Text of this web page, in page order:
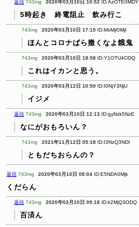
返信 743mg 2020年03月10日 10:52 ID:AzOTE0MDY
5時起き 終電阻止 飲み行こ
743mg 2020年03月10日 17:15 ID:MxMjI0MjI
ほんとコロナばら撒くなよ餓鬼
743mg 2020年03月10日 18:58 ID:Y1OTU4ODQ
これはイカンと思う。
743mg 2020年03月12日 10:50 ID:I0NjY3NjU
イジメ
返信 743mg 2020年03月10日 12:13 ID:gyNzk5NzE
なにがおもろいん？
743mg 2021年11月12日 05:18 ID:I3NzQ3NDI
ともだちおらんの？
返信 743mg 2020年03月10日 08:04 ID:E5NDA0Mjk
くだらん
返信 743mg 2020年03月10日 09:18 ID:k2MjQ3ODQ
百済ん